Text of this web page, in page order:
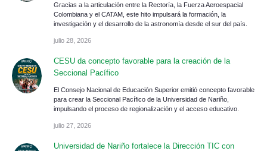
Gracias a la articulación entre la Rectoría, la Fuerza Aeroespacial
Colombiana y el CATAM, este hito impulsará la formación, la
investigación y el desarrollo de la astronomía desde el sur del país.
julio 28, 2026
CESU da concepto favorable para la creación de la
Seccional Pacífico
El Consejo Nacional de Educación Superior emitió concepto favorable
para crear la Seccional Pacífico de la Universidad de Nariño,
impulsando el proceso de regionalización y el acceso educativo.
julio 27, 2026
Universidad de Nariño fortalece la Dirección TIC con